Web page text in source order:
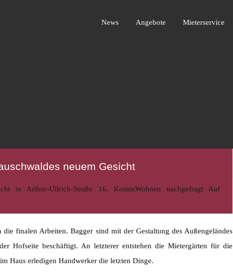
Angebote Mieterservice
News Angebote Mieterservice
neuem Gesicht
in Arthur-Ullrich-Straße 16, KommWohnen nachgefragtAuf
finalen Arbeiten. Bagger sind mit der Gestaltung des Außengeländes
Hofseite beschäftigt. An letzterer entstehen die Mietergärten für die
Haus erledigen Handwerker die letzten Dinge.